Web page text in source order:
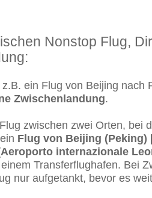
Nonstop Flug,
z.B. ein Flug von Beijing nach
Zwischenlandung.
zwischen zwei Orten, bei
Flug von Beijing (Peking)
internazionale
Transferflughafen. Bei
nur aufgetankt, bevor es